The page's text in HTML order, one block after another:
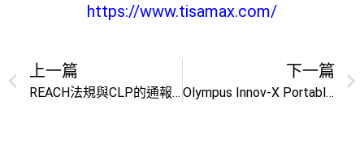
https://www.tisamax.com/
上一篇
REACH法規與CLP的通報規定簡介
下一篇
Olympus Innov-X Portable Handheld XRF提供您更方便更迅速更精確篩選的土壤檢測解決方案